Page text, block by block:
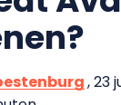
, 23